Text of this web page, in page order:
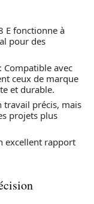
E fonctionne à
pour des
: Compatible avec
ceux de marque
et durable.
travail précis, mais
projets plus
excellent rapport